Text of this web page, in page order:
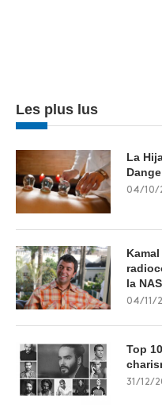
Les plus lus
La
04/10/
la
04/11/
Top
31/12/